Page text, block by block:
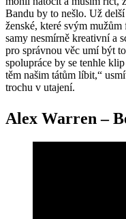
Bandu by to nešlo. Už
ženské, které svým
samy nesmírně kreativní a
pro správnou věc umí být
spolupráce by se tenhle
těm našim tátům líbit,“
trochu v utajení.
Alex Warren –